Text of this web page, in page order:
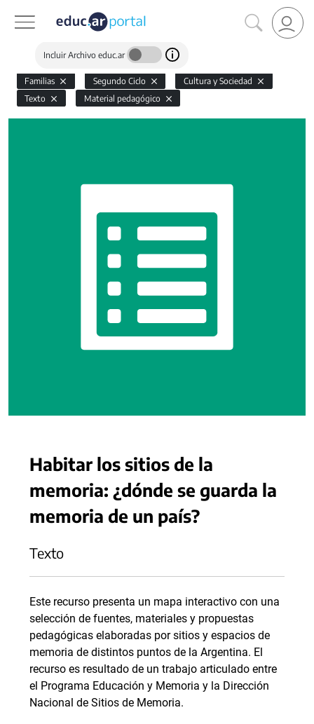
Incluir Archivo educ.ar
Familias Segundo Ciclo
Cultura y Sociedad
Texto
Material pedagógico
Habitar los sitios de la
memoria: ¿dónde se guarda la
memoria de un país?
Texto
Este recurso presenta un mapa interactivo con una
selección de fuentes, materiales y propuestas
pedagógicas elaboradas por sitios y espacios de
memoria de distintos puntos de la Argentina. El
recurso es resultado de un trabajo articulado entre
el Programa Educación y Memoria y la Dirección
Nacional de Sitios de Memoria.